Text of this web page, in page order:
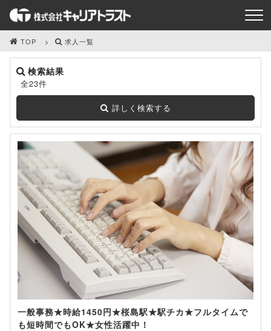
TOP 求人一覧
検索結果
全23件
詳しく検索する
一般事務★時給1450円★桜島駅★駅チカ★フルタイムで
も短時間でもOK★女性活躍中！